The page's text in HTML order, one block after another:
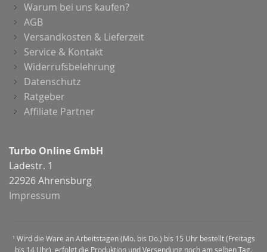
Warum bei uns kaufen?
AGB
Versandkosten & Lieferzeit
Service & Kontakt
Widerrufsbelehrung
Datenschutz
Ratgeber
Affiliate Partner
Turbo Online GmbH
Ladestr. 1
22926 Ahrensburg
Impressum
¹ Wird die Ware an Arbeitstagen (Mo. bis Do.) bis 15 Uhr bestellt (Freitags
bis 14 Uhr), erfolgt die Produktion und Versendung noch am selben Tag.